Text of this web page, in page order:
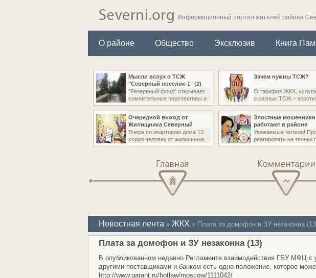
Информационный портал жителей района
О районе Общество Эксклюзив Книга
Мысли вслух о ТСЖ
"Северный поселок-1" (2)
"Резервный фонд" открывает
сомнительные перспективы и
Зачем нужны ТСЖ?
О тарифах ЖКХ,
о разных ТСЖ –
Очередной выход от
Жилищника Северный
Вчера по квартирам дома 13
ходил человек от жилищника
Злостные мошенники
работают в районе
Уважаемые жители!
реагировать на звонки
Новостная лента » ЖКХ » Плата за домофон и ЗУ незаконна
Плата за домофон и ЗУ незаконна (13)
В опубликованном недавно Регламенте взаимодействия ГБУ
другими поставщиками и банком есть одно положение, которое
http://www.garant.ru/hotlaw/moscow/1111042/